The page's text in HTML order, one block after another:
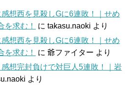
想西を見殺しGに6連敗！｜せめ
を求む！
に takasu.naoki より
想西を見殺しGに6連敗！｜せめ
を求む！
に 爺ファイター より
想完封負けで対巨人5連敗！｜岩
より